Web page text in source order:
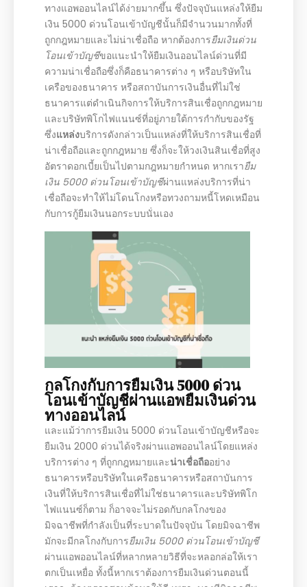
ทางแอพออนไลน์ได้ง่ายมากขึ้น ซึ่งปัจจุบันแหล่งให้ยืม
เงิน 5000 ด่วนโอนเข้าบัญชีนั้นก็มีจำนวนมากทั้งที่
ถูกกฎหมายและไม่น่าเชื่อถือ หากต้องการยืมเงินด่วน
โอนเข้าบัญชีขอแนะนำให้ยืมเงินออนไลน์ด่วนที่มี
ความน่าเชื่อถือซึ่งก็คือธนาคารต่าง ๆ หรือบริษัทใน
เครือของธนาคาร หรือสถาบันการเงินอื่นที่ไม่ใช่
ธนาคารแต่ดำเนินกิจการให้บริการสินเชื่อถูกกฎหมาย
และบริษัทพิโกไฟแนนซ์ที่อยู่ภายใต้การกำกับของรัฐ
ซึ่งแหล่งบริการดังกล่าวเป็นแหล่งที่ให้บริการสินเชื่อที่
น่าเชื่อถือและถูกกฎหมาย ซึ่งก็จะให้วงเงินสินเชื่อที่สูง
อัตราดอกเบี้ยเป็นไปตามกฎหมายกำหนด หากเรายืม
เงิน 5000 ด่วนโอนเข้าบัญชีผ่านแหล่งบริการที่น่า
เชื่อถือจะทำให้ไม่โดนโกงหรือทวงถามหนี้โหดเหมือน
กับการกู้ยืมเงินนอกระบบนั่นเอง
กลโกงกับการยืมเงิน 5000 ด่วน
โอนเข้าบัญชีผ่านแอพยืมเงินด่วน
ทางออนไลน์
และแม้ว่าการยืมเงิน 5000 ด่วนโอนเข้าบัญชีหรือจะ
ยืมเงิน 2000 ด่วนได้จริงผ่านแอพออนไลน์โดยแหล่ง
บริการต่าง ๆ ที่ถูกกฎหมายและน่าเชื่อถืออย่าง
ธนาคารหรือบริษัทในเครือธนาคารหรือสถาบันการ
เงินที่ให้บริการสินเชื่อที่ไม่ใช่ธนาคารและบริษัทพิโก
ไฟแนนซ์ก็ตาม ก็อาจจะไม่รอดกับกลโกงของ
มิจฉาชีพที่กำลังเป็นที่ระบาดในปัจจุบัน โดยมิจฉาชีพ
มักจะมีกลโกงกับการยืมเงิน 5000 ด่วนโอนเข้าบัญชี
ผ่านแอพออนไลน์ที่หลากหลายวิธีที่จะหลอกล่อให้เรา
ตกเป็นเหยื่อ ทั้งนี้หากเราต้องการยืมเงินด่วนตอนนี้